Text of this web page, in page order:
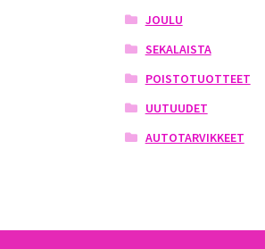
JOULU
SEKALAISTA
POISTOTUOTTEET
UUTUUDET
AUTOTARVIKKEET